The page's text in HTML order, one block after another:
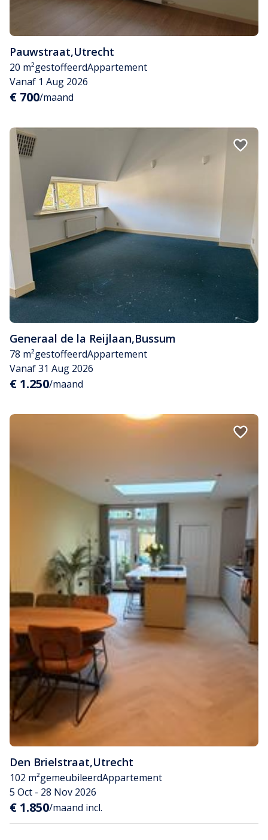
Pauwstraat,Utrecht
20 m²gestoffeerdAppartement
Vanaf 1 Aug 2026
€ 700/maand
Generaal de la Reijlaan,Bussum
78 m²gestoffeerdAppartement
Vanaf 31 Aug 2026
€ 1.250/maand
Den Brielstraat,Utrecht
102 m²gemeubileerdAppartement
5 Oct - 28 Nov 2026
€ 1.850/maand incl.